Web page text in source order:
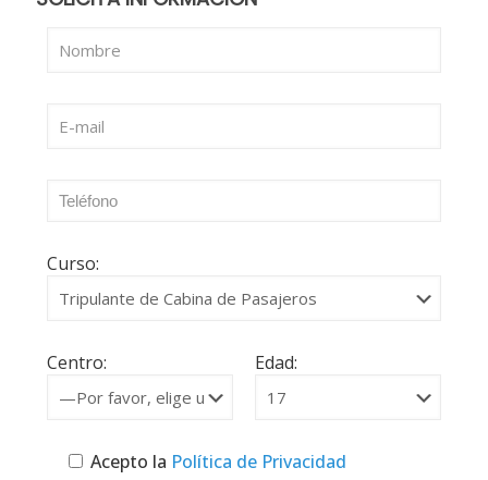
Curso:
Centro: Edad:
Acepto la Política de Privacidad